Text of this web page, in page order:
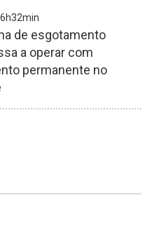
de esgotamento
a operar com
permanente no